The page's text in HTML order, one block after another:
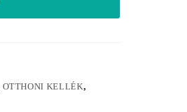
OTTHONI KELLÉK,